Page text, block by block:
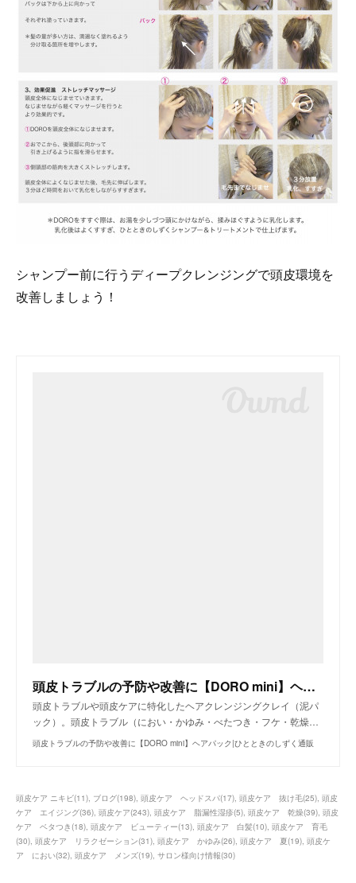
シャンプー前に行うディープクレンジングで頭皮環境を
改善しましょう！
頭皮トラブルの予防や改善に【DORO mini】ヘアパック|ひとときのしずく通販
頭皮トラブルや頭皮ケアに特化したヘアクレンジングクレイ（泥パ
ック）。頭皮トラブル（におい・かゆみ・べたつき・フケ・乾燥…
頭皮トラブルの予防や改善に【DORO mini】ヘアパック|ひとときのしずく通販
頭皮ケア ニキビ(11) ブログ(198) 頭皮ケア ヘッドスパ(17) 頭皮ケア 抜け毛(25) 頭皮
ケア エイジング(36) 頭皮ケア(243) 頭皮ケア 脂漏性湿疹(5) 頭皮ケア 乾燥(39) 頭皮
ケア ベタつき(18) 頭皮ケア ビューティー(13) 頭皮ケア 白髪(10) 頭皮ケア 育毛
(30) 頭皮ケア リラクゼーション(31) 頭皮ケア かゆみ(26) 頭皮ケア 夏(19) 頭皮ケ
ア におい(32) 頭皮ケア メンズ(19) サロン様向け情報(30)